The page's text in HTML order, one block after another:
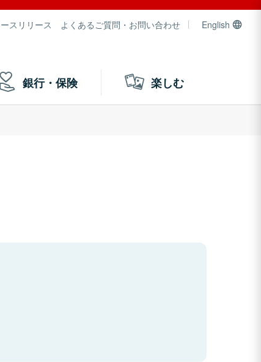
スリリース よくあるご質問・お問い合わせ English
銀行・保険 楽しむ